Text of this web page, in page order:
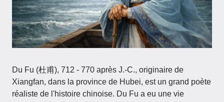
Du Fu (杜甫), 712 - 770 après J.-C., originaire de
Xiangfan, dans la province de Hubei, est un grand poète
réaliste de l'histoire chinoise. Du Fu a eu une vie